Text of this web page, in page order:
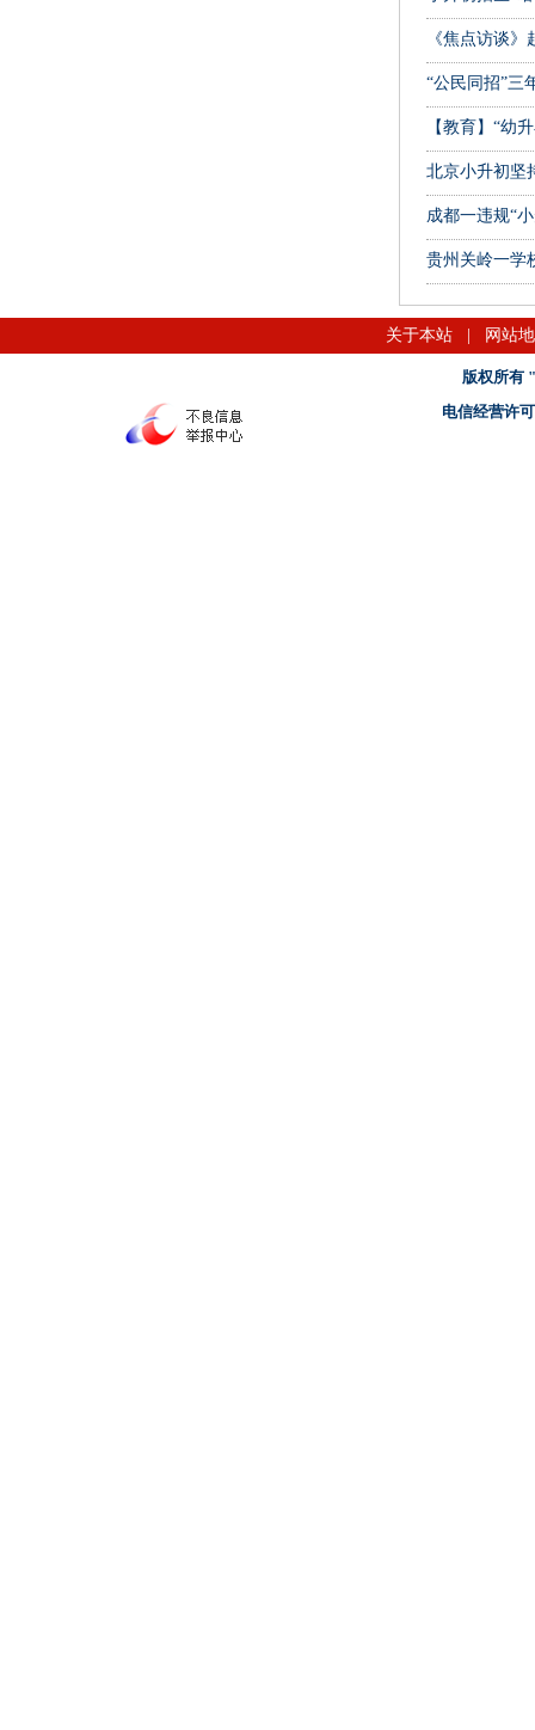
《焦点访谈
“公民同招”三
【教育】“幼
北京小升初坚
成都一违规“
贵州关岭一学
关于本站 网站
版权所有
电信经营许